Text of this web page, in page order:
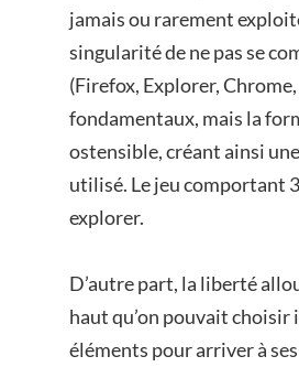
jamais ou rarement
singularité de ne pas se
(Firefox, Explorer,
fondamentaux, mais la
ostensible, créant ainsi
utilisé. Le jeu comportant
explorer.
D’autre part, la liberté
haut qu’on pouvait
éléments pour arriver à